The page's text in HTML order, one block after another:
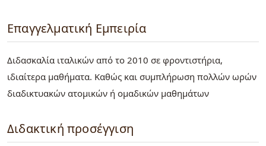
Επαγγελματική Εμπειρία
Διδασκαλία ιταλικών από το 2010 σε φροντιστήρια,
ιδιαίτερα μαθήματα. Καθώς και συμπλήρωση πολλών ωρών
διαδικτυακών ατομικών ή ομαδικών μαθημάτων
Διδακτική προσέγγιση